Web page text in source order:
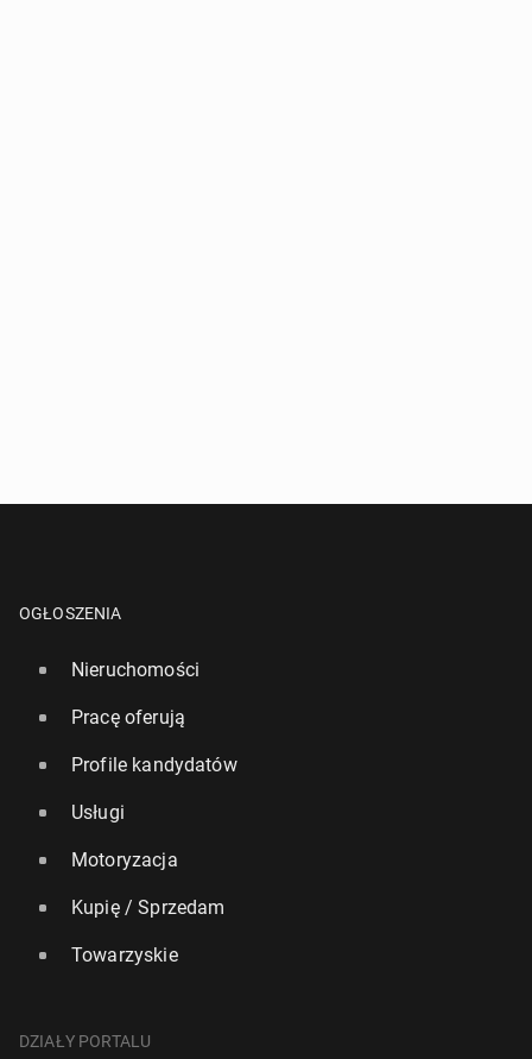
OGŁOSZENIA
Nieruchomości
Pracę oferują
Profile kandydatów
Usługi
Motoryzacja
Kupię / Sprzedam
Towarzyskie
DZIAŁY PORTALU